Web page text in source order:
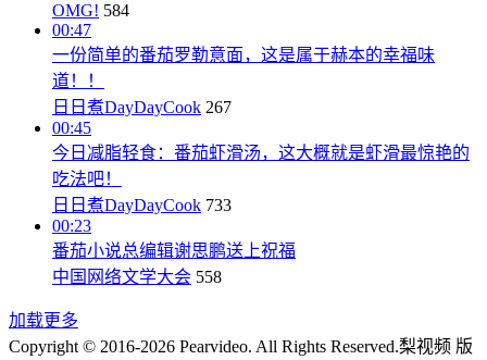
OMG! 584
00:47
一份简单的番茄罗勒意面，这是属于赫本的幸福味
道！！
日日煮DayDayCook 267
00:45
今日减脂轻食：番茄虾滑汤，这大概就是虾滑最惊艳的
吃法吧！
日日煮DayDayCook 733
00:23
番茄小说总编辑谢思鹏送上祝福
中国网络文学大会 558
加载更多
Copyright © 2016-2026 Pearvideo. All Rights Reserved.梨视频 版